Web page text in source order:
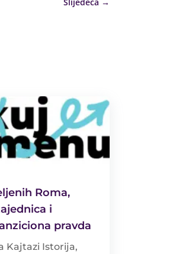
Roma,
i
pravda
Kajtazi Istorija,